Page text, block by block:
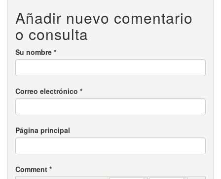
Añadir nuevo comentario
o consulta
Su nombre *
Correo electrónico *
Página principal
Comment *